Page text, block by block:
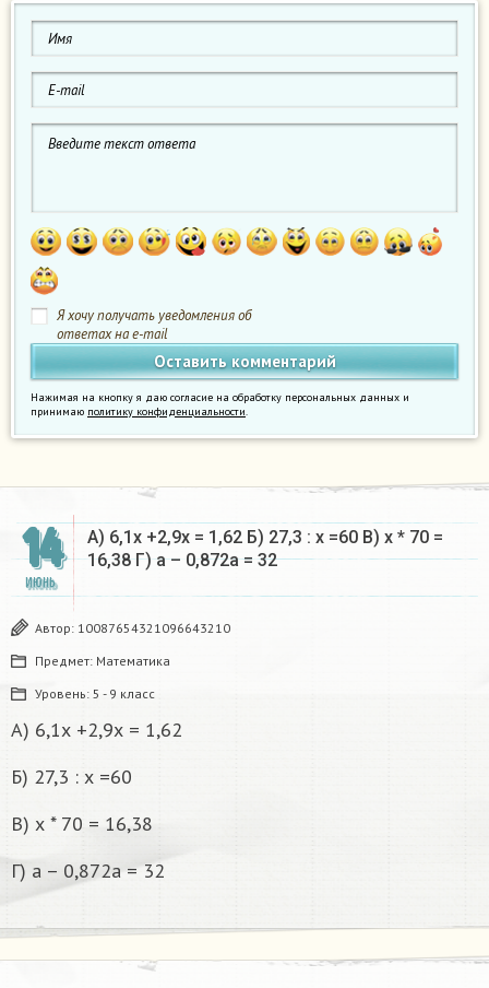
Я хочу получать уведомления об
ответах на e-mail
Нажимая на кнопку я даю согласие на обработку персональных данных и
принимаю политику конфиденциальности.
14
ИЮНЬ
А) 6,1х +2,9х = 1,62 Б) 27,3 : х =60 В) х * 70 =
16,38 Г) а – 0,872а = 32
Автор: 10087654321096643210
Предмет: Математика
Уровень: 5 - 9 класс
А) 6,1х +2,9х = 1,62
Б) 27,3 : х =60
В) х * 70 = 16,38
Г) а – 0,872а = 32